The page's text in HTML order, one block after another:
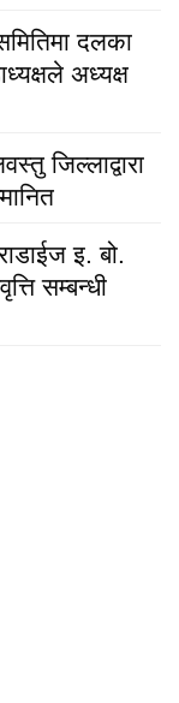
दलका
अध्यक्ष
जिल्लाद्वारा
इ. बो.
सम्बन्धी